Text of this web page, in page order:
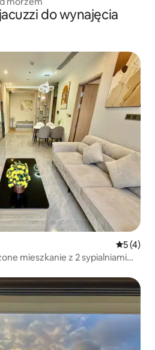
do wynajęcia
Średnia
5 (4)
mieszkanie z 2 sypialniami